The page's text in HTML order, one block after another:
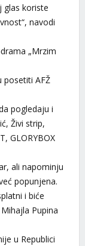
glas koriste
navodi
„Mrzim
posetiti AFŽ
pogledaju i
Živi strip,
GLORYBOX
ali napominju
popunjena.
i biće
Pupina
u Republici